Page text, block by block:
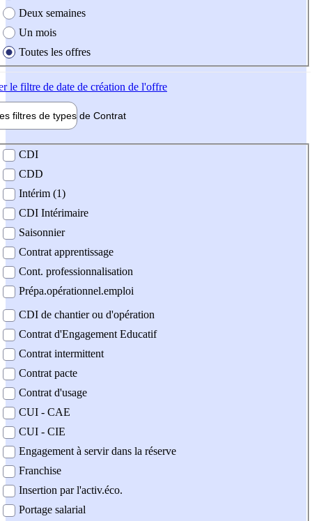
Deux semaines
Un mois
Toutes les offres
le filtre de date de création de l'offre
filtres de types de Contrat
contrat
CDI
CDD
Intérim (1)
CDI Intérimaire
Saisonnier
Contrat apprentissage
Cont. professionnalisation
Prépa.opérationnel.emploi
CDI de chantier ou d'opération
Contrat d'Engagement Educatif
Contrat intermittent
Contrat pacte
Contrat d'usage
CUI - CAE
CUI - CIE
Engagement à servir dans la réserve
Franchise
Insertion par l'activ.éco.
Portage salarial